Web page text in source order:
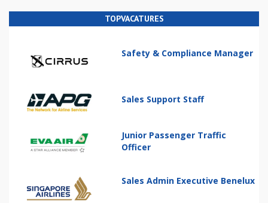
TOPVACATURES
Safety & Compliance Manager
Sales Support Staff
Junior Passenger Traffic
Officer
Sales Admin Executive Benelux